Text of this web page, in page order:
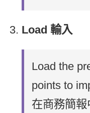
Load 輸入
Load the
points to
在商務簡